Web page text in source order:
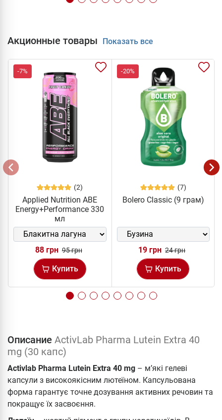
Акционные товары Показать все
-7%
(2)
Applied Nutrition ABE
Energy+Performance 330
мл
88 грн 95 грн
Купить
-20%
(7)
Bolero Classic (9 грам)
19 грн 24 грн
Купить
Описание ActivLab Pharma Lutein Extra 40
mg (30 капс)
Activlab Pharma Lutein Extra 40 mg – м’які гелеві
капсули з високоякісним лютеїном. Капсульована
форма гарантує точне дозування активних речовин та
покращує їх засвоєння.